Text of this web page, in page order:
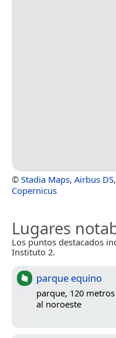
© Stadia Maps, Airbus DS,
Copernicus
Lugares
Los puntos destacados
Instituto 2.
parque equino
parque, 120 metros
al noroeste